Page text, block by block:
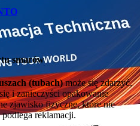
smarów
(tubach)może się zdarzyć,
i zanieczyści opakowanie
zjawisko fizyczne, które nie
reklamacji.